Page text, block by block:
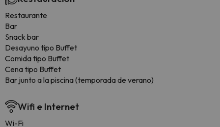
Restaurante
Bar
Snack bar
Desayuno tipo Buffet
Comida tipo Buffet
Cena tipo Buffet
Bar junto a la piscina (temporada de verano)
Wifi e Internet
Wi-Fi